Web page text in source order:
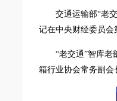
交通运输部“老
记在中央财经委员会
“老交通”智库
箱行业协会常务副